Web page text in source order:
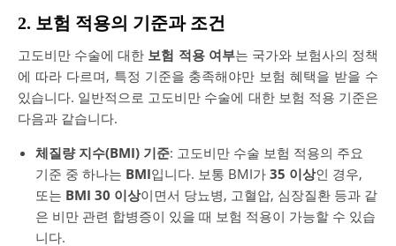
2. 보험 적용의 기준과 조건
고도비만 수술에 대한 보험 적용 여부는 국가와 보험사의 정책
에 따라 다르며, 특정 기준을 충족해야만 보험 혜택을 받을 수
있습니다. 일반적으로 고도비만 수술에 대한 보험 적용 기준은
다음과 같습니다.
체질량 지수(BMI) 기준: 고도비만 수술 보험 적용의 주요
기준 중 하나는 BMI입니다. 보통 BMI가 35 이상인 경우,
또는 BMI 30 이상이면서 당뇨병, 고혈압, 심장질환 등과 같
은 비만 관련 합병증이 있을 때 보험 적용이 가능할 수 있습
니다.